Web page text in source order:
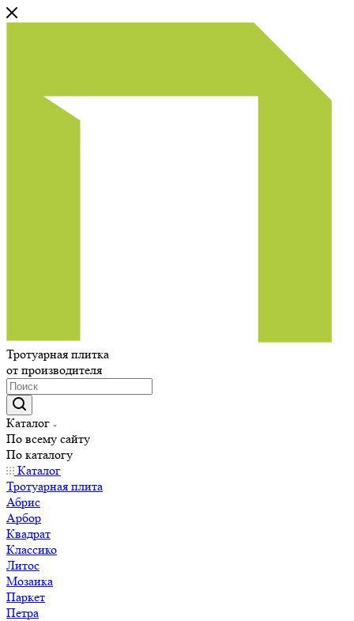
Тротуарная плитка
от производителя
Каталог
По всему сайту
По каталогу
Каталог
Тротуарная плита
Абрис
Арбор
Квадрат
Классико
Литос
Мозаика
Паркет
Петра